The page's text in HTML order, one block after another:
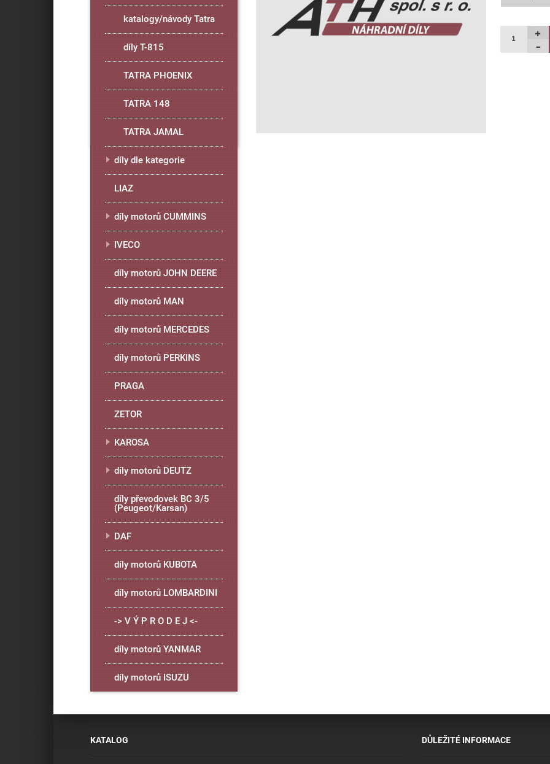
katalogy/návody Tatra
díly T-815
TATRA PHOENIX
TATRA 148
TATRA JAMAL
díly dle kategorie
LIAZ
díly motorů CUMMINS
IVECO
díly motorů JOHN DEERE
díly motorů MAN
díly motorů MERCEDES
díly motorů PERKINS
PRAGA
ZETOR
KAROSA
díly motorů DEUTZ
díly převodovek BC 3/5
(Peugeot/Karsan)
DAF
díly motorů KUBOTA
díly motorů LOMBARDINI
-> V Ý P R O D E J <-
díly motorů YANMAR
díly motorů ISUZU
KATALOG DŮLEŽITÉ INFORMACE